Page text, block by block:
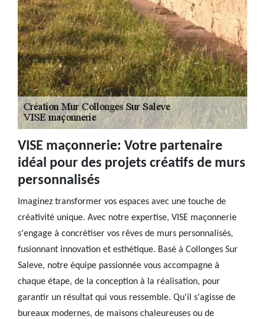
VISE maçonnerie: Votre partenaire
idéal pour des projets créatifs de murs
personnalisés
Imaginez transformer vos espaces avec une touche de
créativité unique. Avec notre expertise, VISE maçonnerie
s'engage à concrétiser vos rêves de murs personnalisés,
fusionnant innovation et esthétique. Basé à Collonges Sur
Saleve, notre équipe passionnée vous accompagne à
chaque étape, de la conception à la réalisation, pour
garantir un résultat qui vous ressemble. Qu'il s'agisse de
bureaux modernes, de maisons chaleureuses ou de